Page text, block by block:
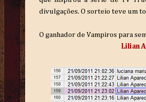
divulgações. O sorteio teve um
O ganhador de Vampiros para
Lilian